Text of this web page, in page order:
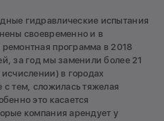
гидравлические испытания
своевременно и в
программа в 2018
за год мы заменили более 21
в городах
с тем, сложилась тяжелая
это касается
компания арендует у